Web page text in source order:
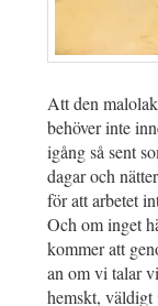
Att den
behöver inte
igång så sent
dagar och
för att arbetet
Och om inget
kommer att
an om vi talar
hemskt, väldigt